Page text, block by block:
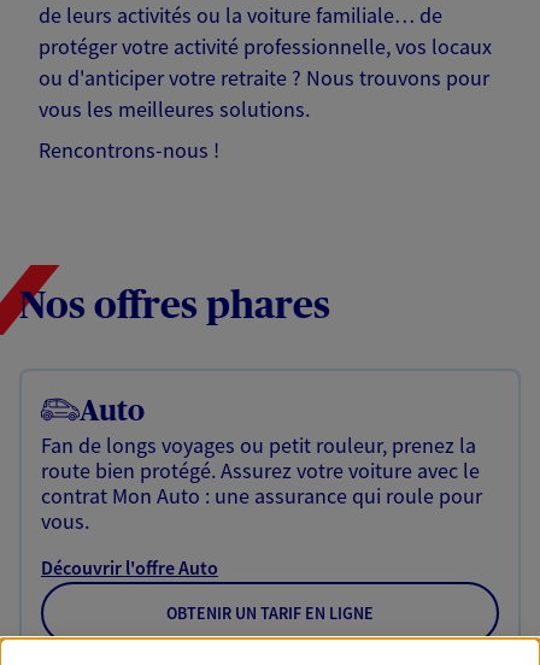
de leurs activités ou la voiture familiale… de
protéger votre activité professionnelle, vos locaux
ou d'anticiper votre retraite ? Nous trouvons pour
vous les meilleures solutions.
Rencontrons-nous !
Nos offres phares
Auto
Fan de longs voyages ou petit rouleur, prenez la
route bien protégé. Assurez votre voiture avec le
contrat Mon Auto : une assurance qui roule pour
vous.
Découvrir l'offre Auto
OBTENIR UN TARIF EN LIGNE